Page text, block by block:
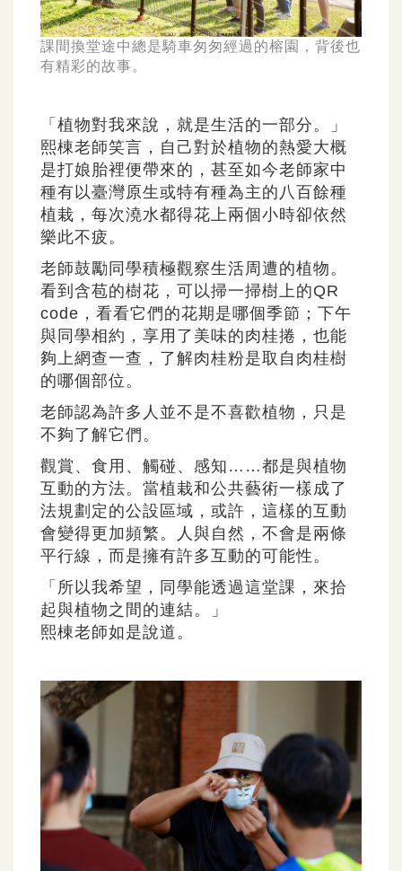
課間換堂途中總是騎車匆匆經過的榕園，背後也
有精彩的故事。
「植物對我來說，就是生活的一部分。」
熙棟老師笑言，自己對於植物的熱愛大概
是打娘胎裡便帶來的，甚至如今老師家中
種有以臺灣原生或特有種為主的八百餘種
植栽，每次澆水都得花上兩個小時卻依然
樂此不疲。
老師鼓勵同學積極觀察生活周遭的植物。
看到含苞的樹花，可以掃一掃樹上的QR
code，看看它們的花期是哪個季節；下午
與同學相約，享用了美味的肉桂捲，也能
夠上網查一查，了解肉桂粉是取自肉桂樹
的哪個部位。
老師認為許多人並不是不喜歡植物，只是
不夠了解它們。
觀賞、食用、觸碰、感知……都是與植物
互動的方法。當植栽和公共藝術一樣成了
法規劃定的公設區域，或許，這樣的互動
會變得更加頻繁。人與自然，不會是兩條
平行線，而是擁有許多互動的可能性。
「所以我希望，同學能透過這堂課，來拾
起與植物之間的連結。」
熙棟老師如是說道。